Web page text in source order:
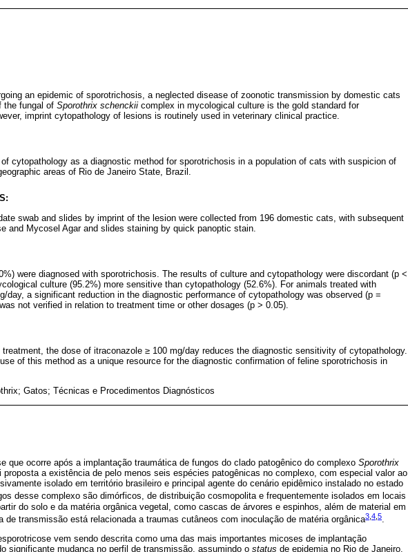
an epidemic of sporotrichosis, a neglected disease of zoonotic transmission by domestic cats
the fungal of Sporothrix schenckii complex in mycological culture is the gold standard for
imprint cytopathology of lesions is routinely used in veterinary clinical practice.
cytopathology as a diagnostic method for sporotrichosis in a population of cats with suspicion of
areas of Rio de Janeiro State, Brazil.
swab and slides by imprint of the lesion were collected from 196 domestic cats, with subsequent
and Mycosel Agar and slides staining by quick panoptic stain.
were diagnosed with sporotrichosis. The results of culture and cytopathology were discordant (p <
culture (95.2%) more sensitive than cytopathology (52.6%). For animals treated with
day, a significant reduction in the diagnostic performance of cytopathology was observed (p =
not verified in relation to treatment time or other dosages (p > 0.05).
treatment, the dose of itraconazole ≥ 100 mg/day reduces the diagnostic sensitivity of cytopathology.
of this method as a unique resource for the diagnostic confirmation of feline sporotrichosis in
Gatos; Técnicas e Procedimentos Diagnósticos
que ocorre após a implantação traumática de fungos do clado patogênico do complexo Sporothrix
proposta a existência de pelo menos seis espécies patogênicas no complexo, com especial valor ao
isolado em território brasileiro e principal agente do cenário epidêmico instalado no estado
desse complexo são dimórficos, de distribuição cosmopolita e frequentemente isolados em locais
do solo e da matéria orgânica vegetal, como cascas de árvores e espinhos, além de material em
de transmissão está relacionada a traumas cutâneos com inoculação de matéria orgânica3 4 5
vem sendo descrita como uma das mais importantes micoses de implantação
significante mudança no perfil de transmissão, assumindo o status de epidemia no Rio de Janeiro.